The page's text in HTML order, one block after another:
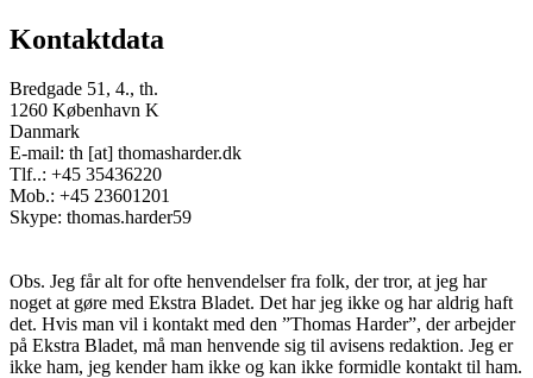
Kontaktdata
Bredgade 51, 4., th.
1260 København K
Danmark
E-mail: th [at] thomasharder.dk
Tlf..: +45 35436220
Mob.: +45 23601201
Skype: thomas.harder59
Obs. Jeg får alt for ofte henvendelser fra folk, der tror, at jeg har
noget at gøre med Ekstra Bladet. Det har jeg ikke og har aldrig haft
det. Hvis man vil i kontakt med den ”Thomas Harder”, der arbejder
på Ekstra Bladet, må man henvende sig til avisens redaktion. Jeg er
ikke ham, jeg kender ham ikke og kan ikke formidle kontakt til ham.